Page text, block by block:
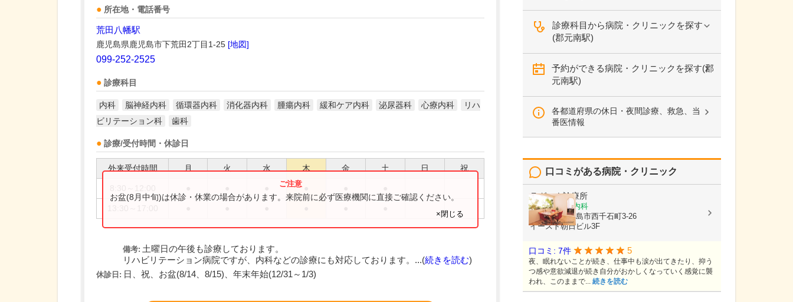
所在地・電話番号
荒田八幡駅
鹿児島県鹿児島市下荒田2丁目1-25 [地図]
099-252-2525
診療科目
内科 脳神経内科 循環器内科 消化器内科 腫瘍内科 緩和ケア内科 泌尿器科 心療内科
リハ
ビリテーション科
歯科
診療/受付時間・休診日
外来受付時間 月 火 水 木 金 土 日 祝
お盆(8月中旬)は休診・休業の場合があります。来院前に必ず医療機関に直接ご確認ください。
×閉じる
備考: 土曜日の午後も診療しております。
リハビリテーション病院ですが、内科などの診療にも対応しております。...(続きを読む)
休診日: 日、祝、お盆(8/14、8/15)、年末年始(12/31～1/3)
診療科目から病院・クリニックを探す
(郡元南駅)
予約ができる病院・クリニックを探す(郡
元南駅)
各都道府県の休日・夜間診療、救急、当
番医情報
口コミがある病院・クリニック
ラグーナ診療所
精神科, 心療内科
鹿児島県鹿児島市西千石町3-26
イースト朝日ビル3F
口コミ: 7件 5
夜、眠れないことが続き、仕事中も涙が出てきたり、抑う
つ感や意欲減退が続き自分がおかしくなっていく感覚に襲
われ、このままで... 続きを読む